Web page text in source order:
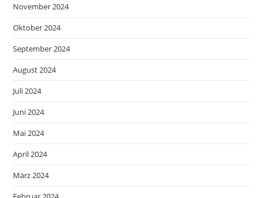
November 2024
Oktober 2024
September 2024
August 2024
Juli 2024
Juni 2024
Mai 2024
April 2024
März 2024